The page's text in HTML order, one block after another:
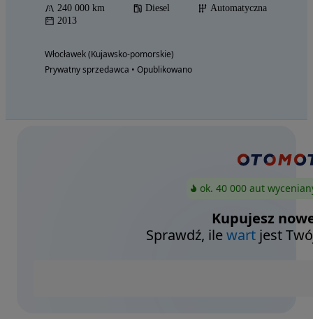
240 000 km Diesel
Automatyczna
2013
Włocławek (Kujawsko-pomorskie)
Prywatny sprzedawca • Opublikowano
ok. 40 000 aut
Kupujesz
Sprawdź, ilewart jest